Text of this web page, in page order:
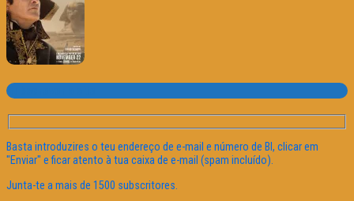
Subscrever o site
Basta introduzires o teu endereço de e-mail e número de BI, clicar em
"Enviar" e ficar atento à tua caixa de e-mail (spam incluído).
Junta-te a mais de 1500 subscritores.